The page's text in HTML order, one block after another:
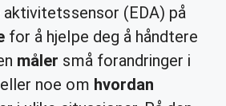
(EDA) på
for å hjelpe deg å håndtere
måler små forandringer i
noe om hvordan